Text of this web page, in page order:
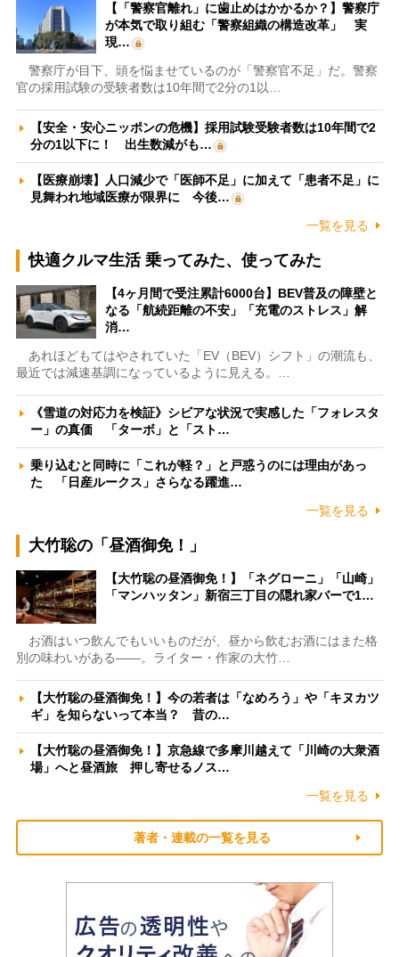
【「警察官離れ」に歯止めはかかるか？】警察庁
が本気で取り組む「警察組織の構造改革」 実
現…
警察庁が目下、頭を悩ませているのが「警察官不足」だ。警察
官の採用試験の受験者数は10年間で2分の1以…
【安全・安心ニッポンの危機】採用試験受験者数は10年間で2
分の1以下に！ 出生数減がも…
【医療崩壊】人口減少で「医師不足」に加えて「患者不足」に
見舞われ地域医療が限界に 今後…
一覧を見る
快適クルマ生活 乗ってみた、使ってみた
【4ヶ月間で受注累計6000台】BEV普及の障壁と
なる「航続距離の不安」「充電のストレス」解
消…
あれほどもてはやされていた「EV（BEV）シフト」の潮流も、
最近では減速基調になっているように見える。…
《雪道の対応力を検証》シビアな状況で実感した「フォレスタ
ー」の真価 「ターボ」と「スト…
乗り込むと同時に「これが軽？」と戸惑うのには理由があっ
た 「日産ルークス」さらなる躍進…
一覧を見る
大竹聡の「昼酒御免！」
【大竹聡の昼酒御免！】「ネグローニ」「山崎」
「マンハッタン」新宿三丁目の隠れ家バーで1…
お酒はいつ飲んでもいいものだが、昼から飲むお酒にはまた格
別の味わいがある――。ライター・作家の大竹…
【大竹聡の昼酒御免！】今の若者は「なめろう」や「キヌカツ
ギ」を知らないって本当？ 昔の…
【大竹聡の昼酒御免！】京急線で多摩川越えて「川崎の大衆酒
場」へと昼酒旅 押し寄せるノス…
一覧を見る
著者・連載の一覧を見る